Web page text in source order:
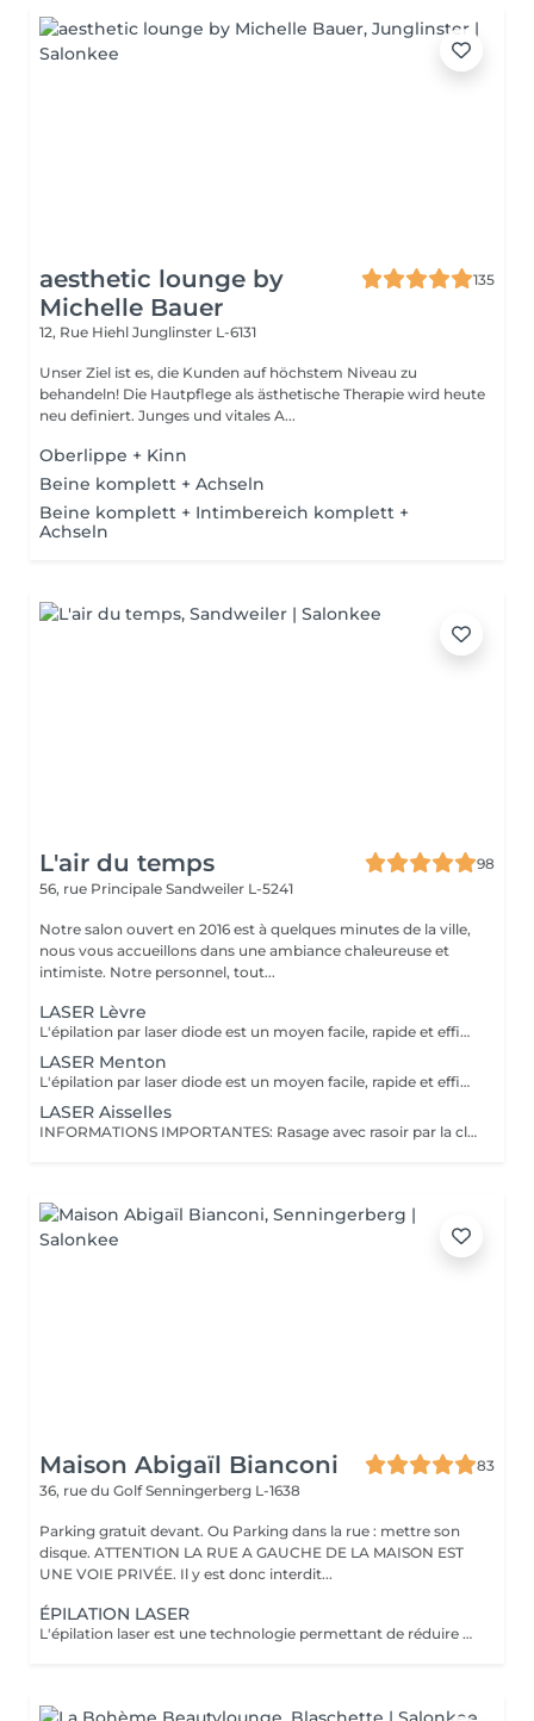
aesthetic lounge by
Michelle Bauer
135
12, Rue Hiehl Junglinster L-6131
Unser Ziel ist es, die Kunden auf höchstem Niveau zu
behandeln! Die Hautpflege als ästhetische Therapie wird heute
neu definiert. Junges und vitales A...
Oberlippe + Kinn
Beine komplett + Achseln
Beine komplett + Intimbereich komplett +
Achseln
L'air du temps
98
56, rue Principale Sandweiler L-5241
Notre salon ouvert en 2016 est à quelques minutes de la ville,
nous vous accueillons dans une ambiance chaleureuse et
intimiste. Notre personnel, tout...
LASER Lèvre
L'épilation par laser diode est un moyen facile, rapide et efficace d'éliminer les poils que nous estimons superflus, sans affecter les pores et l'épiderme. Compte tenu des 3 phases de croissance du poil plusieurs séances sont nécessaires. Valable pour toutes les peaux. N'agit pas sur les poils blancs. Un examen pré-épilatoire par notre technicienne est requis pour cette prestation. Consentement éclairé à signer. Il est possible pour les personnes qui ont déjà entrepris des traitements d'électrolyse ou d'autres laser ou lumière pulsée de passer au laser diode Soleil non conseillé pendant le traitement Prix dégressifs sur plusieurs zones ABONNEMENT 8+2
LASER Menton
L'épilation par laser diode est un moyen facile, rapide et efficace d'éliminer les poils que nous estimons superflus, sans affecter les pores et l'épiderme. Compte tenu des 3 phases de croissance du poil plusieurs séances sont nécessaires. Valable pour toutes les peaux. N'agit pas sur les poils blancs. Un examen pré-épilatoire par notre technicienne est requis pour cette prestation. Consentement éclairé à signer. Il est possible pour les personnes qui ont déjà entrepris des traitements d'électrolyse ou d'autres laser ou lumière pulsée de passer au laser diode Soleil non conseillé pendant le traitement Prix dégressifs sur plusieurs zones ABONNEMENT 8+2
LASER Aisselles
INFORMATIONS IMPORTANTES: Rasage avec rasoir par la client 24h avant; pas d'exposition directe au soleil ni avant ni après la séance. L'épilation par laser diode est un moyen facile, rapide et efficace d'éliminer les poils que nous estimons superflus, sans affecter les pores et l'épiderme. Compte tenu des 3 phases de croissance du poil plusieurs séances sont nécessaires. Valable pour toutes les peaux. N'agit pas sur les poils blancs. Un examen pré-épilatoire par notre technicienne est requis pour cette prestation. Consentement éclairé à signer. Il est possible pour les personnes qui ont déjà entrepris des traitements d'électrolyse ou d'autres laser ou lumière pulsée de passer au laser diode Soleil non conseillé pendant le traitement Prix dégressifs sur plusieurs zones ABONNEMENT 8+2
Maison Abigaïl Bianconi
83
36, rue du GolfSenningerberg L-1638
Parking gratuit devant. Ou Parking dans la rue : mettre son
disque. ATTENTION LA RUE A GAUCHE DE LA MAISON EST
UNE VOIE PRIVÉE. Il y est donc interdit...
ÉPILATION LASER
L'épilation laser est une technologie permettant de réduire durablement la pilosité en ciblant le bulbe du poil. Le traitement est progressif et nécessite plusieurs séances ainsi que des séances d'entretien pour des résultats optimaux. Les zones sont réparties en : - Petites zones (lèvres, menton, aisselles) - Zones moyennes (demi-jambes, demi-bras) - Corps complet. Ce traitement s'adresse à toute personne souhaitant une réduction durable et définitive des poils. Les durées indiquées correspondent au temps de prise en charge globale et peuvent varier selon les zones traitées. Pour garantir votre sécurité et l'efficacité du traitement : - Aucune exposition au soleil ou aux UV dans les 4 semaines précédant la séance - Auto-bronzants et activateurs de bronzage interdits - Merci de nous informer de tout traitement médical en cours (anti-inflamatoires, antibiotiques) - Les poils ne doivent être ni décolorés ni épilés (cire, pince, épilateur) dans les 2 semaines précédant la séance - La zone à traiter doit impérativement être rasée 24h avant la séance - Aucun produit ou crème sur la zone traitée le jour du rendez-vous - Traitement non réalisé chez les femmes enceintes ou allaitantes En cas de non-respect de ces conditions, la séance pourra être reportée ou annulée afin de garantir votre sécurité et l'efficacité du traitement. Si la zone n'est pas rasée le jour du rendez-vous, un supplément de 20 € pourra être appliqué.